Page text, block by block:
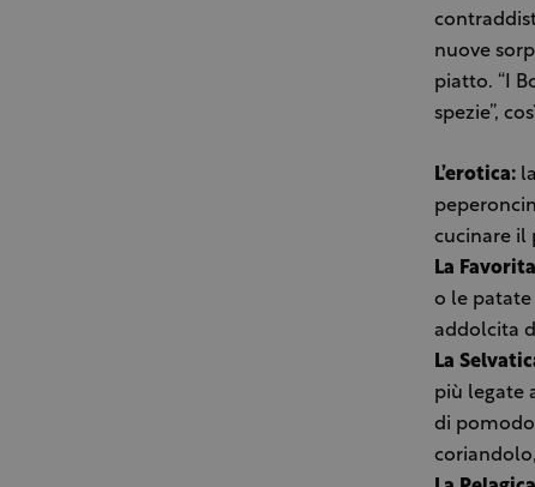
nuove
piatto. “I
spezie”,
L’erotica:
cucinare il
La
o le patate
addolcita
La
più legate
di